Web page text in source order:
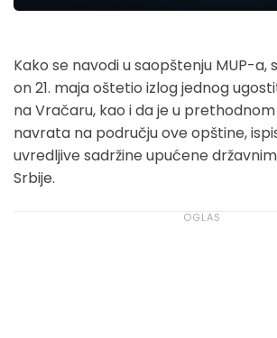
Kako se navodi u saopštenju MUP-a,
on 21. maja oštetio izlog jednog
na Vračaru, kao i da je u
navrata na području ove opštine,
uvredljive sadržine upućene
Srbije.